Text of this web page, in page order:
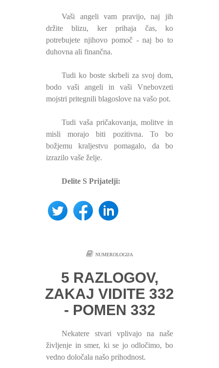
Vaši angeli vam pravijo, naj jih
držite blizu, ker prihaja čas, ko
potrebujete njihovo pomoč - naj bo to
duhovna ali finančna.
Tudi ko boste skrbeli za svoj dom,
bodo vaši angeli in vaši Vnebovzeti
mojstri pritegnili blagoslove na vašo pot.
Tudi vaša pričakovanja, molitve in
misli morajo biti pozitivna. To bo
božjemu kraljestvu pomagalo, da bo
izrazilo vaše želje.
Delite S Prijatelji:
NUMEROLOGIJA
5 RAZLOGOV,
ZAKAJ VIDITE 332
- POMEN 332
Nekatere stvari vplivajo na naše
življenje in smer, ki se jo odločimo, bo
vedno določala našo prihodnost.